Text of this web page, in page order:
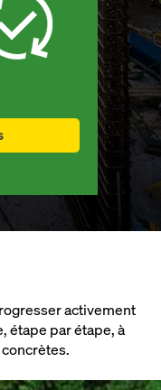
activement
étape par étape, à